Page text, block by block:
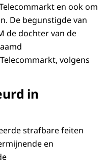
en ook om
De begunstigde van
de dochter van de
volgens
in
strafbare feiten
en